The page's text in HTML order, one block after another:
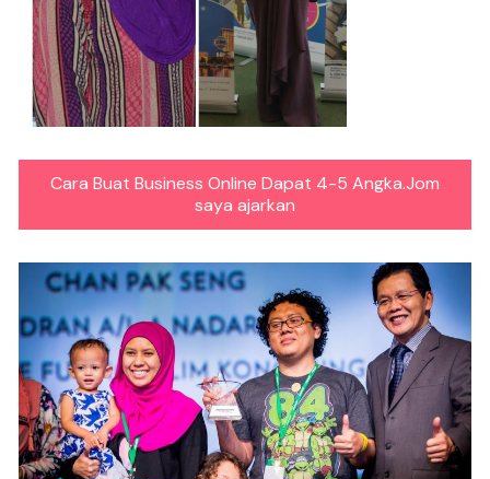
Cara Buat Business Online Dapat 4-5 Angka.Jom
saya ajarkan